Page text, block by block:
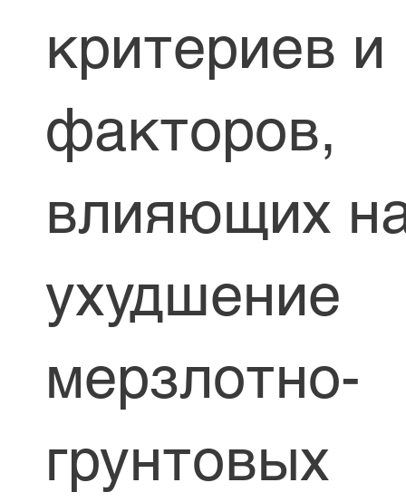
критериев и
факторов,
влияющих
ухудшение
мерзлотно-
грунтовых